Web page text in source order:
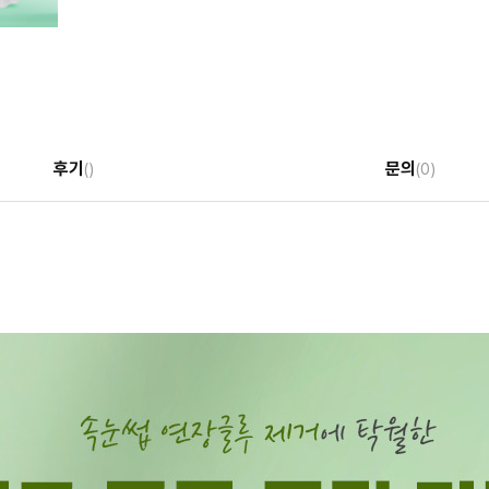
후기 () 문의 (0)